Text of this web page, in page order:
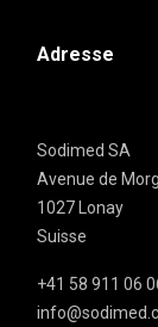
Adresse
Sodimed SA
Avenue de
1027 Lonay
Suisse
+41 58 911 06